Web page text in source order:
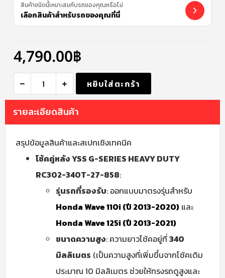
สินค้าชนิดนี้เหมาะสมกับรถของคุณหรือไม่
เลือกสินค้าสำหรับรถของคุณที่นี่
4,790.00฿
หยิบใส่ตะกร้า
รายละเอียดสินค้า
สรุปข้อมูลสินค้าและสเปกเชิงเทคนิค
โช้คคู่หลัง YSS G-SERIES HEAVY DUTY
RC302-340T-27-858:
รุ่นรถที่รองรับ: ออกแบบมาตรงรุ่นสำหรับ
Honda Wave 110i (ปี 2013-2020) และ
Honda Wave 125i (ปี 2013-2021)
ขนาดความสูง: ความยาวโช้คอยู่ที่340
มิลลิเมตร (เป็นความสูงที่เพิ่มขึ้นจากโช้คเดิม
ประมาณ 10 มิลลิเมตร ช่วยให้ทรงรถดูสูงและ